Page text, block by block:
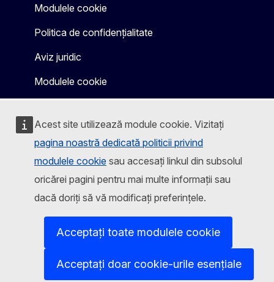
Acest site utilizează module cookie. Vizitați
pagina noastră dedicată politicii privind
modulele cookie sau accesați linkul din subsolul
oricărei pagini pentru mai multe informații sau
dacă doriți să vă modificați preferințele.
Acceptați toate modulele cookie
Acceptați doar cookie-urile esențiale
Modulele cookie
Politica de confidențialitate
Aviz juridic
Modulele cookie